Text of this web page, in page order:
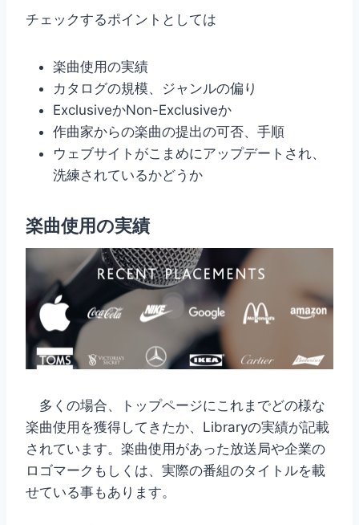
チェックするポイントとしては
楽曲使用の実績
カタログの規模、ジャンルの偏り
ExclusiveかNon-Exclusiveか
作曲家からの楽曲の提出の可否、手順
ウェブサイトがこまめにアップデートされ、
洗練されているかどうか
楽曲使用の実績
多くの場合、トップページにこれまでどの様な
楽曲使用を獲得してきたか、Libraryの実績が記載
されています。楽曲使用があった放送局や企業の
ロゴマークもしくは、実際の番組のタイトルを載
せている事もあります。